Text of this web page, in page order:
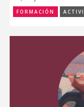
FORMACIÓN